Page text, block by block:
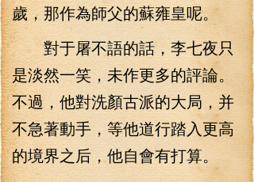
歲，那作為師父的蘇雍皇呢。
對于屠不語的話，李七夜只
是淡然一笑，未作更多的評論。
不過，他對洗顏古派的大局，并
不急著動手，等他道行踏入更高
的境界之后，他自會有打算。